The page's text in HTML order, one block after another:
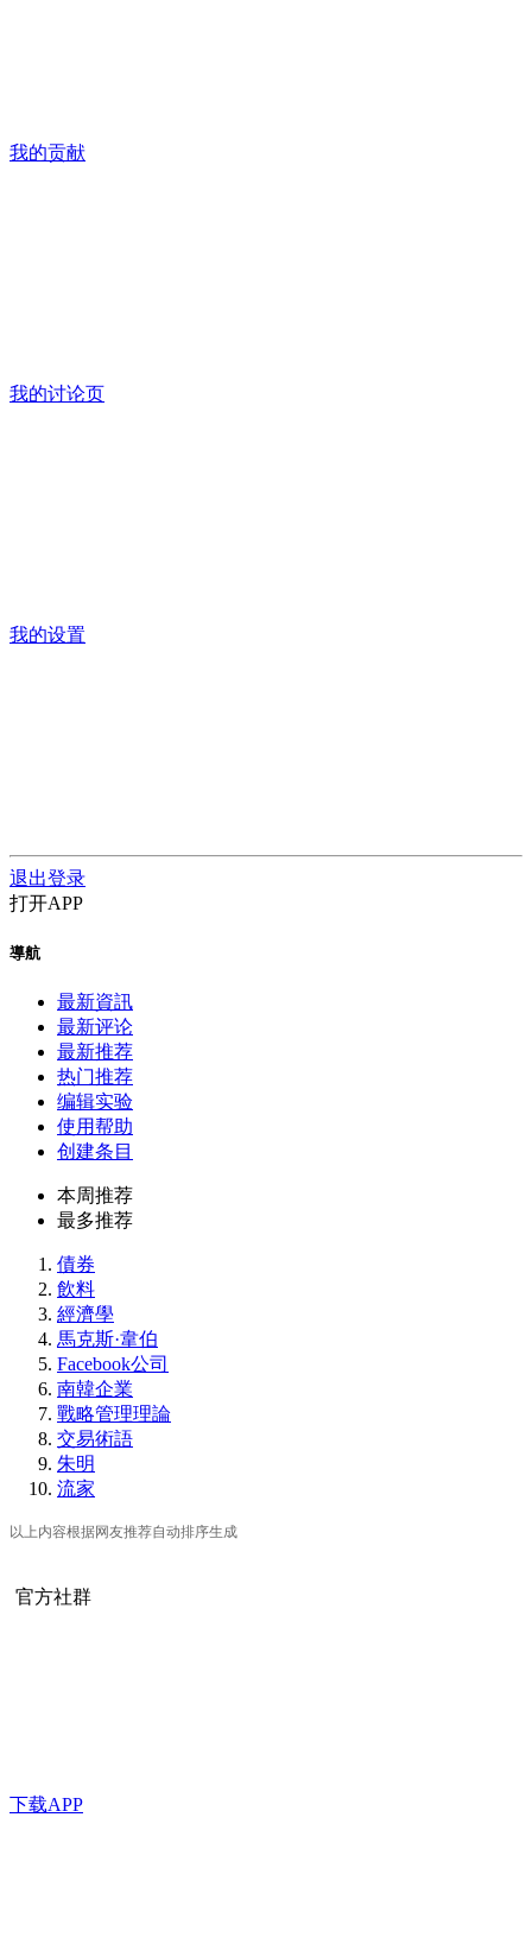
我的贡献
我的讨论页
我的设置
退出登录
打开APP
導航
最新資訊
最新评论
最新推荐
热门推荐
编辑实验
使用帮助
创建条目
本周推荐
最多推荐
債券
飲料
經濟學
馬克斯·韋伯
Facebook公司
南韓企業
戰略管理理論
交易術語
朱明
流家
以上内容根据网友推荐自动排序生成
官方社群
下载APP